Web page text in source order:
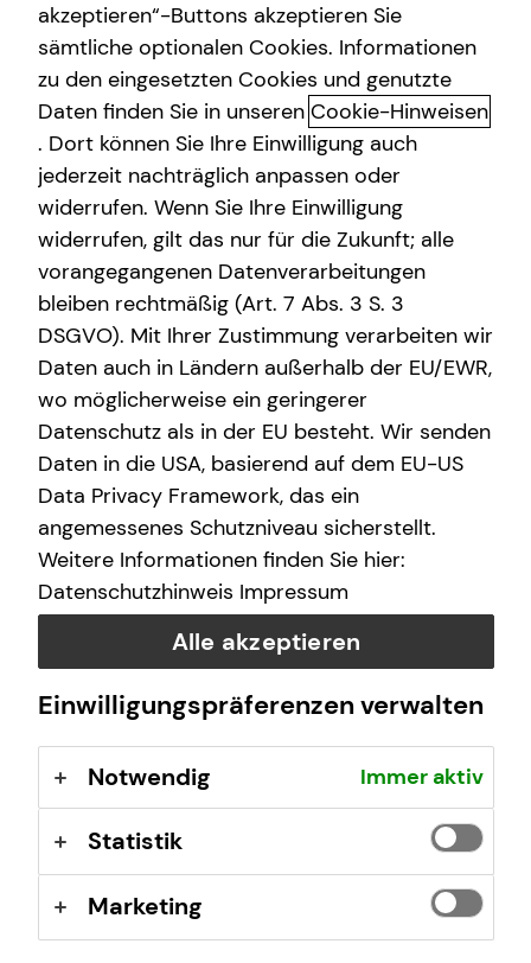
Interview mit Dai-Tri Nguyen
Seit wann bist du schon bei tecis?
Seit April 2020
Warum hast du dich für eine Tätigkeit bei tecis
entschieden?
Es ist eine Kombination aus Sinnhaftigkeit, Werte
und Moral, die Möglichkeit sich selbstständig zu
machen sowie die Tatsache, dass ich Menschen
helfen kann sich selbst zuverwirklichen.
Was machst du am liebsten in deiner Freizeit?
Neben Fitness und Karaoke singen, gehe ich super
gern ins Kino. Und wenn ich meine Kreativität
ausleben möchte, probiere ich gern neue Gerichte
aus.
Welches ist dein Lieblingsbuch und oder Film?
Ich bin ein großer Jackie Chan Fan, aber mein
Lieblingsfilm ist Forrest Gump.
Kontaktübersicht
Impressum
Datenschutz
akzeptieren“-Buttons akzeptieren Sie
sämtliche optionalen Cookies. Informationen
zu den eingesetzten Cookies und genutzte
Daten finden Sie in unseren Cookie-Hinweisen
. Dort können Sie Ihre Einwilligung auch
jederzeit nachträglich anpassen oder
widerrufen. Wenn Sie Ihre Einwilligung
widerrufen, gilt das nur für die Zukunft; alle
vorangegangenen Datenverarbeitungen
bleiben rechtmäßig (Art. 7 Abs. 3 S. 3
DSGVO). Mit Ihrer Zustimmung verarbeiten wir
Daten auch in Ländern außerhalb der EU/EWR,
wo möglicherweise ein geringerer
Datenschutz als in der EU besteht. Wir senden
Daten in die USA, basierend auf dem EU-US
Data Privacy Framework, das ein
angemessenes Schutzniveau sicherstellt.
Weitere Informationen finden Sie hier:
Datenschutzhinweis Impressum
Alle akzeptieren
Einwilligungspräferenzen verwalten
Notwendig Immer aktiv
Statistik
Marketing